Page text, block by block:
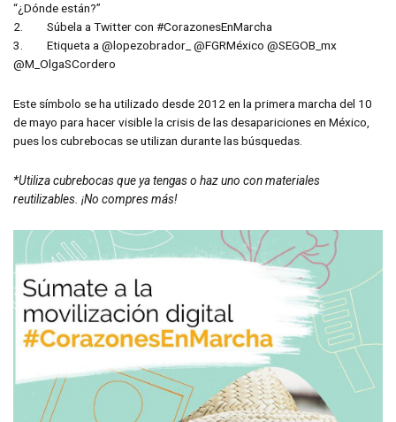
“¿Dónde están?”
2. Súbela a Twitter con #CorazonesEnMarcha
3. Etiqueta a @lopezobrador_ @FGRMéxico @SEGOB_mx
@M_OlgaSCordero
Este símbolo se ha utilizado desde 2012 en la primera marcha del 10
de mayo para hacer visible la crisis de las desapariciones en México,
pues los cubrebocas se utilizan durante las búsquedas.
*Utiliza cubrebocas que ya tengas o haz uno con materiales
reutilizables. ¡No compres más!